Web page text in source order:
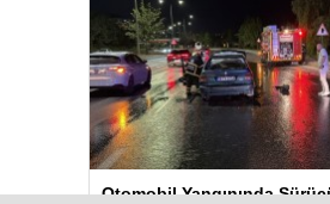
Otomobil Yangınında